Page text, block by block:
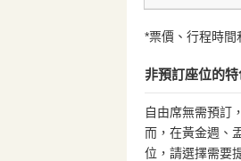
*票價、行程時間
非預訂座位的
自由席無需預訂
而，在黃金週、
位，請選擇需要